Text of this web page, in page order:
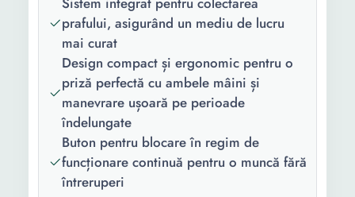
Tensiune
alimentare:
230 V 240 V
Viteza maxima
(rpm):
300
Vibratie:
2.1 m/s²
Tip
acumulator:
Nu exista
prafului, asigurând un mediu de lucru
mai curat
Design compact și ergonomic pentru o
priză perfectă cu ambele mâini și
manevrare ușoară pe perioade
îndelungate
Buton pentru blocare în regim de
funcționare continuă pentru o muncă fără
întreruperi